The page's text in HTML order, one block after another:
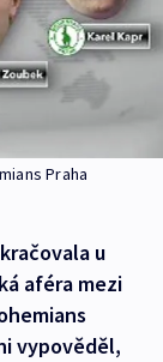
Praha
u
aféra mezi
vypověděl,